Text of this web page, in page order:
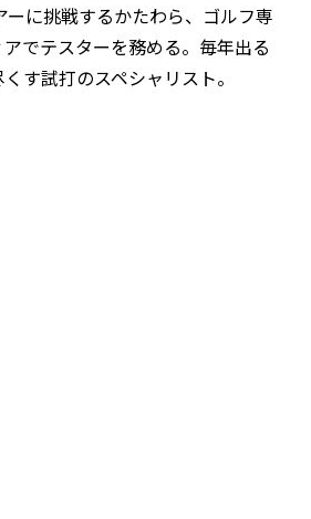
ーに挑戦するかたわら、ゴルフ専
でテスターを務める。毎年出る
す試打のスペシャリスト。